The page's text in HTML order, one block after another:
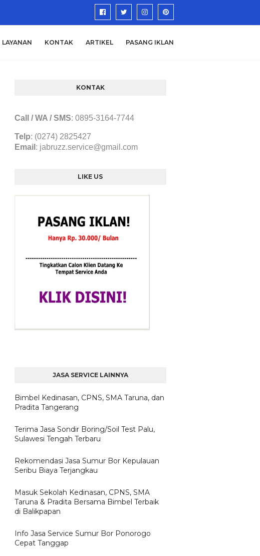
LAYANAN KONTAK ARTIKEL PASANG IKLAN
KONTAK
Call / WA / SMS: 0895-3164-7744
Telp: (0274) 2825427
Email : jabruzz.service@gmail.com
LIKE US
JASA SERVICE LAINNYA
Bimbel Kedinasan, CPNS, SMA Taruna, dan
Pradita Tangerang
Terima Jasa Sondir Boring/Soil Test Palu,
Sulawesi Tengah Terbaru
Rekomendasi Jasa Sumur Bor Kepulauan
Seribu Biaya Terjangkau
Masuk Sekolah Kedinasan, CPNS, SMA
Taruna & Pradita Bersama Bimbel Terbaik
di Balikpapan
Info Jasa Service Sumur Bor Ponorogo
Cepat Tanggap